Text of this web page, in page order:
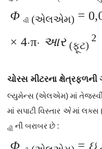
Φ વી (એલએમ) =
× 4⋅π⋅ આર (ફૂટ)
2
ચોરસ મીટરના ક્ષેત્રફળની
લ્યુમેન્સ (એલએમ) માં તેજસ્વી
માં સપાટી વિસ્તાર એમાં લક્સ
વી ની બરાબર છે :
Φ = ઇ